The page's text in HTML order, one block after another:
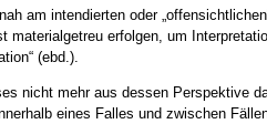
am intendierten oder
erfolgen, um
(ebd.).
nicht mehr aus dessen Perspektive
eines Falles und zwischen